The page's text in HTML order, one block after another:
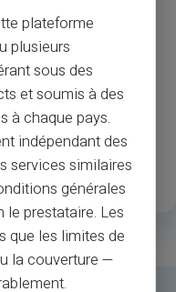
Acceptation des
commerçants et des
automatiques
35
Pays disponibles
plateforme
plusieurs
sous des
et soumis à des
à chaque pays.
indépendant des
services similaires
générales
prestataire. Les
que les limites de
la couverture —